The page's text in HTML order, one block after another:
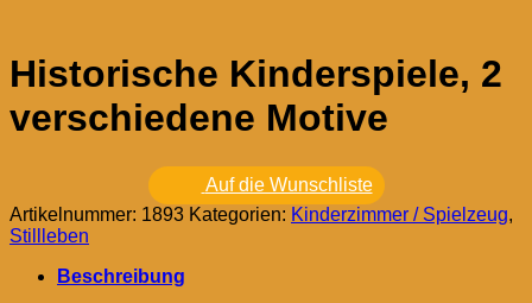
Historische Kinderspiele, 2
verschiedene Motive
Auf die Wunschliste
Artikelnummer: 1893 Kategorien: Kinderzimmer / Spielzeug,
Stillleben
Beschreibung